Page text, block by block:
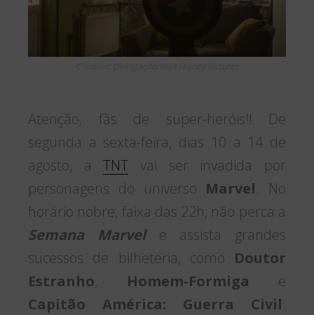
Atenção, fãs de super-heróis!! De
segunda a sexta-feira, dias 10 a 14 de
agosto, aTNT vai ser invadida por
personagens do universo Marvel. No
horário nobre, faixa das 22h, não perca a
Semana Marvel
e assista grandes
sucessos de bilheteria, como Doutor
Estranho, Homem-Formiga e
Capitão América: Guerra Civil.